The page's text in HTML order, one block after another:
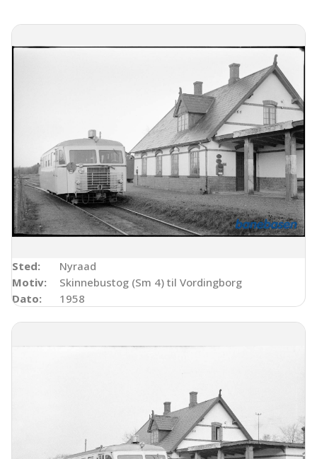
Sted:
Nyraad
Motiv:
Skinnebustog (Sm 4) til Vordingborg
Dato:
1958